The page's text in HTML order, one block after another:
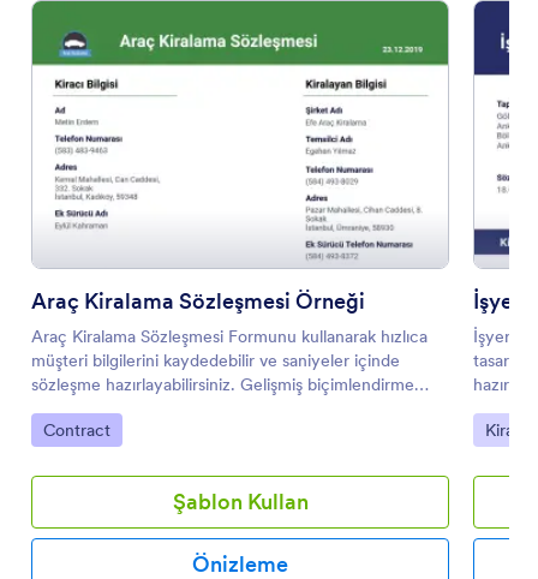
Araç Kiralama Sözleşmesi Örneği
Araç Kiralama Sözleşmesi Formunu kullanarak hızlıca
müşteri bilgilerini kaydedebilir ve saniyeler içinde
sözleşme hazırlayabilirsiniz. Gelişmiş biçimlendirme
seçeneklerini kullanarak form ve PDF Şablonlarını
kişiselleştirebilir ve markanızla uyumlu hale
Kategoriye git:
Contract
Şablon Kullan
Önizleme
İşyeri
İşyeri
tasarruf
Kira